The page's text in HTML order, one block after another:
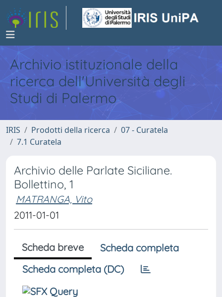
Archivio istituzionale della
ricerca dell'Università degli
Studi di Palermo
IRIS Prodotti della ricerca
07 - Curatela
7.1 Curatela
Archivio delle Parlate Siciliane.
Bollettino, 1
MATRANGA, Vito
2011-01-01
Scheda breve
Scheda completa
Scheda completa (DC)